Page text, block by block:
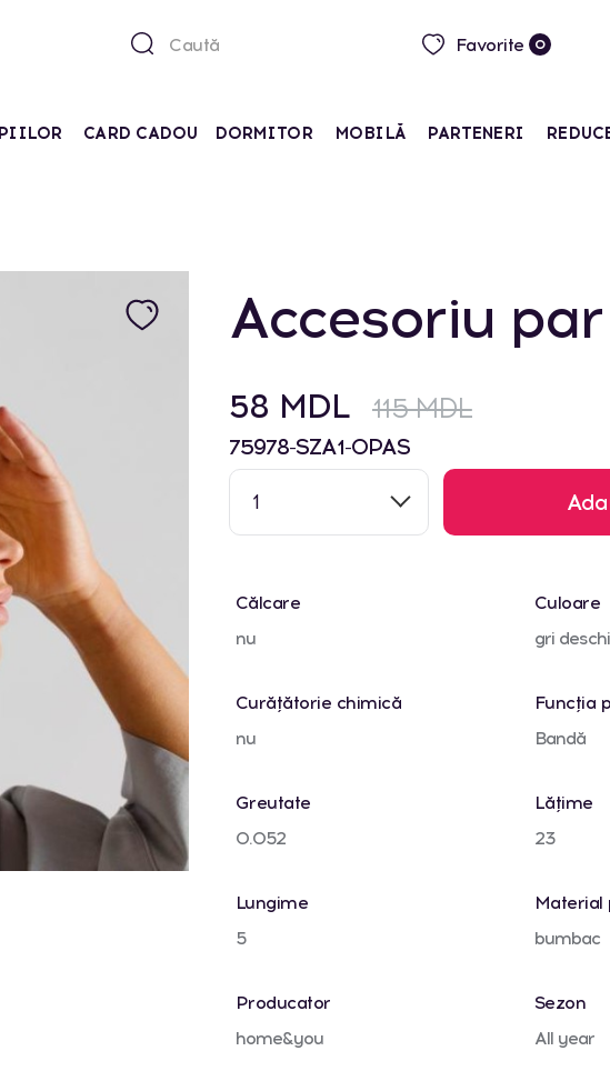
Favorite 0
CARD CADOU DORMITOR MOBILĂ PARTENERI
Accesoriu
58 MDL 115 MDL
75978-SZA1-OPAS
1
Călcare
nu
Culoare
gri
Curățătorie chimică
nu
Funcția
Bandă
Greutate
0.052
Lățime
23
Lungime
5
Material
bumbac
Producator
home&you
Sezon
All year